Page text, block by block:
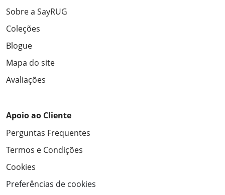
Sobre a SayRUG
Coleções
Blogue
Mapa do site
Avaliações
Apoio ao Cliente
Perguntas Frequentes
Termos e Condições
Cookies
Preferências de cookies